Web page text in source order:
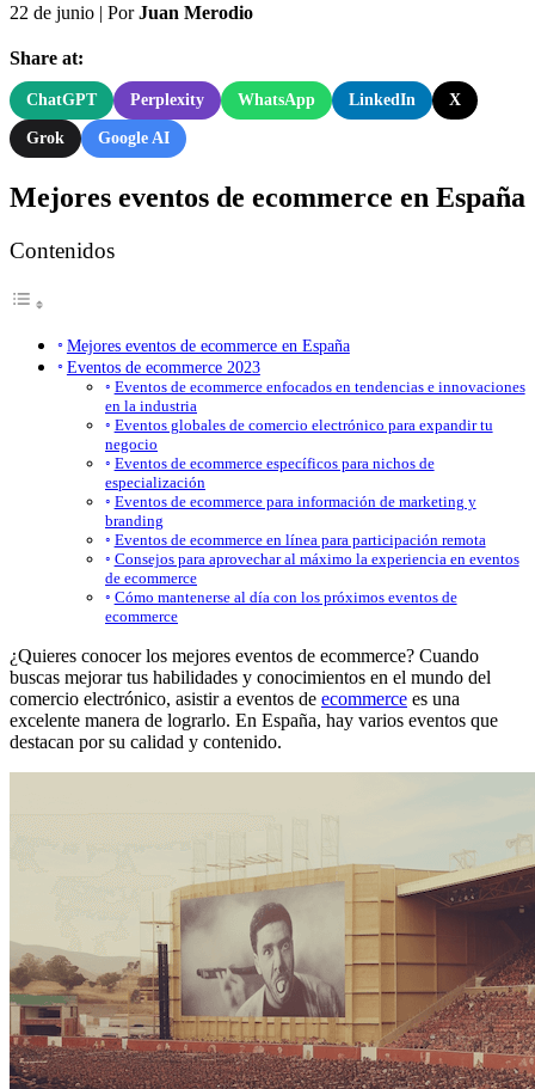
22 de junio | PorJuan Merodio
Share at:
ChatGPT Perplexity WhatsApp LinkedIn X
Grok Google AI
Mejores eventos de ecommerce en España
Contenidos
Mejores eventos de ecommerce en España
Eventos de ecommerce 2023
Eventos de ecommerce enfocados en tendencias e innovaciones
en la industria
Eventos globales de comercio electrónico para expandir tu
negocio
Eventos de ecommerce específicos para nichos de
especialización
Eventos de ecommerce para información de marketing y
branding
Eventos de ecommerce en línea para participación remota
Consejos para aprovechar al máximo la experiencia en eventos
de ecommerce
Cómo mantenerse al día con los próximos eventos de
ecommerce
¿Quieres conocer los mejores eventos de ecommerce? Cuando
buscas mejorar tus habilidades y conocimientos en el mundo del
comercio electrónico, asistir a eventos de ecommerce es una
excelente manera de lograrlo. En España, hay varios eventos que
destacan por su calidad y contenido.